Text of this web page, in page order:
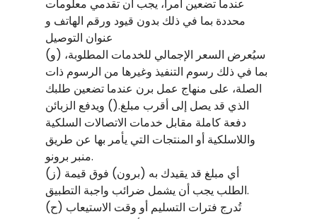
عندما تضعين أمراً، يجب أن تقدمي معلومات
محددة بما في ذلك بدون قيود ورقم الهاتف و
عنوان التوصيل
(و) سيُعرض السعر الإجمالي للخدمات المطلوبة،
بما في ذلك رسوم التنفيذ وغيرها من الرسوم ذات
الصلة، على منهاج عمل برن عندما تضعين طلبك
الذي قد يصل إلى أقرب مبلغ.() ويدفع الزبائن
دفعة كاملة مقابل خدمات الاتصالات السلكية
واللاسلكية أو المنتجات التي يأمر بها عن طريق
منبر برونو.
(ز) أي مبلغ قد يقيدك به (برون) فوق قيمة
الطلب يجب أن يشمل ضرائب واجبة التطبيق.
(ح) تُدرج فترات التسليم أو وقت الاستيعاب